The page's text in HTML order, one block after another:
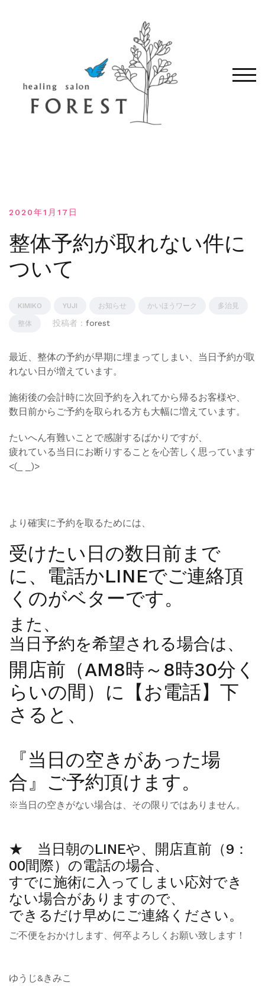
モバ
2020年1月17日
整体予約が取れない件に
ついて
KIMIKO YUJI お知らせ かいほうワーク 多治見
整体 投稿者 : forest
最近、整体の予約が早期に埋まってしまい、当日予約が取
れない日が増えています。
施術後の会計時に次回予約を入れてから帰るお客様や、
数日前からご予約を取られる方も大幅に増えています。
たいへん有難いことで感謝するばかりですが、
疲れている当日にお断りすることを心苦しく思っています
<(_ _)>
より確実に予約を取るためには、
受けたい日の数日前まで
に、電話かLINEでご連絡頂
くのがベターです。
また、
当日予約を希望される場合は、
開店前（AM8時～8時30分く
らいの間）に【お電話】下
さると、
『当日の空きがあった場
合』ご予約頂けます。
※当日の空きがない場合は、その限りではありません。
★ 当日朝のLINEや、開店直前（9：
00間際）の電話の場合、
すでに施術に入ってしまい応対でき
ない場合がありますので、
できるだけ早めにご連絡ください。
ご不便をおかけします、何卒よろしくお願い致します！
ゆうじ&きみこ